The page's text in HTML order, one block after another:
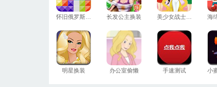
怀旧俄罗斯方块 长发公主换装 美少女战士换装
明星换装 办公室偷懒 手速测试